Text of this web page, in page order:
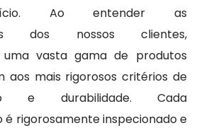
Ao entender as
dos nossos clientes,
uma vasta gama de produtos
aos mais rigorosos critérios de
e durabilidade. Cada
é rigorosamente inspecionado e